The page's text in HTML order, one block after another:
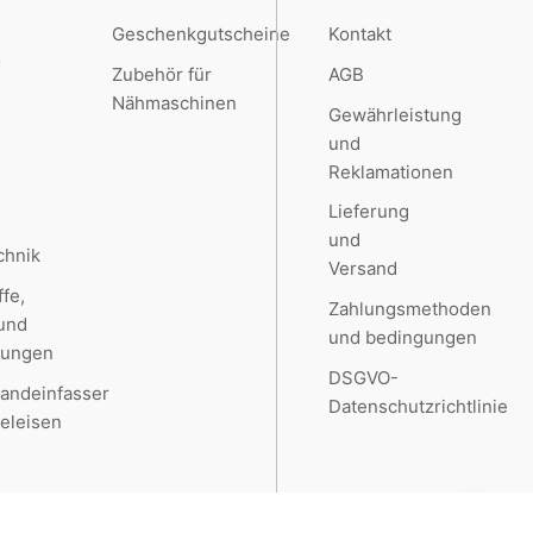
Geschenkgutscheine
Zubehör für
Nähmaschinen
Kontakt
AGB
Gewährleistung
und
Reklamationen
Lieferung
und
Versand
Zahlungsmethoden
und bedingungen
DSGVO-
Datenschutzrichtlinie